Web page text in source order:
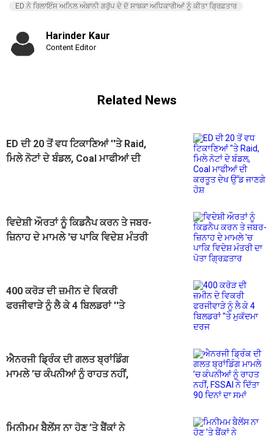
ED ਨੇ ਰਿਲਾਇੰਸ ਅਨਿਲ ਅੰਬਾਨੀ ਗਰੁੱਪ ਦੇ ਦੋ ਸਾਬਕਾ ਅਧਿਕਾਰੀਆਂ ਨੂੰ ਕੀਤਾ ਗ੍ਰਿਫ਼ਤਾਰ
Harinder Kaur
Content Editor
Related News
ED ਦੀ 20 ਤੋਂ ਵਧ ਟਿਕਾਣਿਆਂ ''ਤੇ Raid,
ਮਿਲੇ ਨੋਟਾਂ ਦੇ ਬੰਡਲ, Coal ਮਾਫੀਆਂ ਦੀ
ਵਿਦੇਸ਼ੀ ਔਰਤਾਂ ਨੂੰ ਕਿਡਨੈਪ ਕਰਨ ਤੇ ਜਬਰ-
ਜ਼ਿਨਾਹ ਦੇ ਮਾਮਲੇ 'ਚ ਪਾਕਿ ਵਿਦੇਸ਼ ਮੰਤਰੀ
400 ਕਰੋੜ ਦੀ ਜ਼ਮੀਨ ਦੇ ਵਿਕਰੀ
ਫਰਜੀਵਾੜੇ ਨੂੰ ਲੈ ਕੇ 4 ਬਿਲਡਰਾਂ ''ਤੇ
ਐਨਰਜੀ ਡ੍ਰਿੰਕ ਦੀ ਗਲਤ ਬ੍ਰਾਂਡਿੰਗ
ਮਾਮਲੇ ’ਚ ਕੰਪਨੀਆਂ ਨੂੰ ਰਾਹਤ ਨਹੀਂ,
ਮਿਨੀਮਮ ਬੈਲੇਂਸ ਨਾ ਹੋਣ ’ਤੇ ਬੈਂਕਾਂ ਨੇ